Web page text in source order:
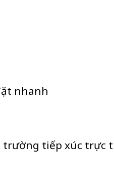
nhanh
trường tiếp xúc trực